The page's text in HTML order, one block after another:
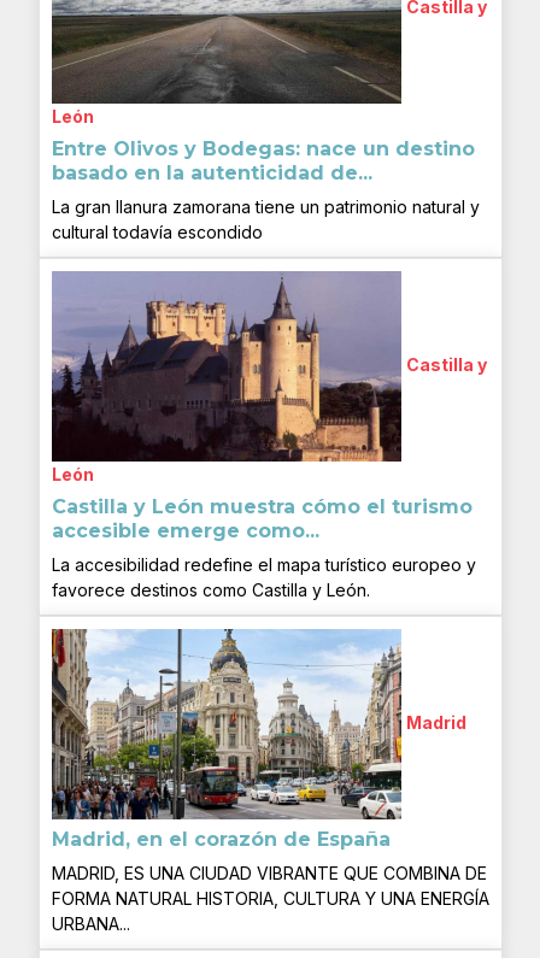
Castilla y
León
Entre Olivos y Bodegas: nace un destino
basado en la autenticidad de...
La gran llanura zamorana tiene un patrimonio natural y
cultural todavía escondido
Castilla y
León
Castilla y León muestra cómo el turismo
accesible emerge como...
La accesibilidad redefine el mapa turístico europeo y
favorece destinos como Castilla y León.
Madrid
Madrid, en el corazón de España
MADRID, ES UNA CIUDAD VIBRANTE QUE COMBINA DE
FORMA NATURAL HISTORIA, CULTURA Y UNA ENERGÍA
URBANA...